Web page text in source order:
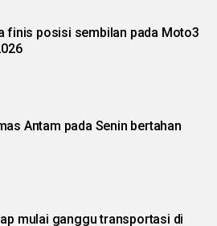
finis posisi sembilan pada Moto3
Antam pada Senin bertahan
mulai ganggu transportasi di